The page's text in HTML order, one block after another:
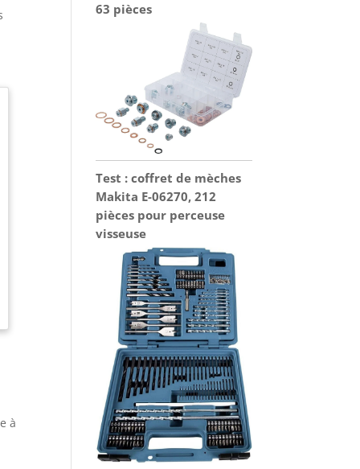
à
63 pièces
Test : coffret de mèches
Makita E-06270, 212
pièces pour perceuse
visseuse